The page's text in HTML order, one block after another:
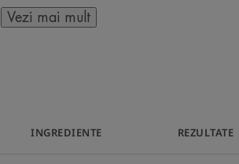
pe pielea sensibilă.
Vezi mai mult
INGREDIENTE REZULTATE